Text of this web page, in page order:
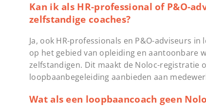
Kan ik als HR-professional of P&O-
zelfstandige coaches?
Ja, ook HR-professionals en P&O-adviseurs
op het gebied van opleiding en aantoonbare
zelfstandigen. Dit maakt de Noloc-registratie
loopbaanbegeleiding aanbieden aan
Wat als een loopbaancoach geen